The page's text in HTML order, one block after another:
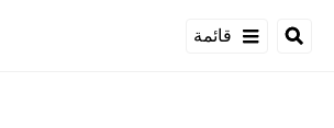
قائمة